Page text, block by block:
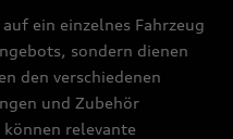
ein einzelnes Fahrzeug
sondern dienen
den verschiedenen
und Zubehör
relevante